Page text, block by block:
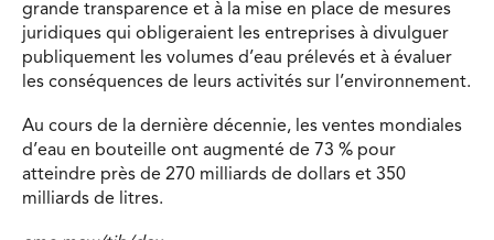
grande transparence et à la mise en place de mesures
juridiques qui obligeraient les entreprises à divulguer
publiquement les volumes d’eau prélevés et à évaluer
les conséquences de leurs activités sur l’environnement.
Au cours de la dernière décennie, les ventes mondiales
d’eau en bouteille ont augmenté de 73 % pour
atteindre près de 270 milliards de dollars et 350
milliards de litres.